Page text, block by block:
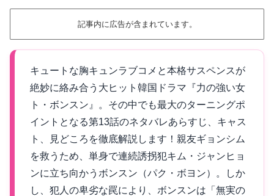
記事内に広告が含まれています。
キュートな胸キュンラブコメと本格サスペンスが
絶妙に絡み合う大ヒット韓国ドラマ『力の強い女
ト・ボンスン』。その中でも最大のターニングポ
イントとなる第13話のネタバレあらすじ、キャス
ト、見どころを徹底解説します！親友ギョンシム
を救うため、単身で連続誘拐犯キム・ジャンヒョ
ンに立ち向かうボンスン（パク・ボヨン）。しか
し、犯人の卑劣な罠により、ボンスンは「無実の